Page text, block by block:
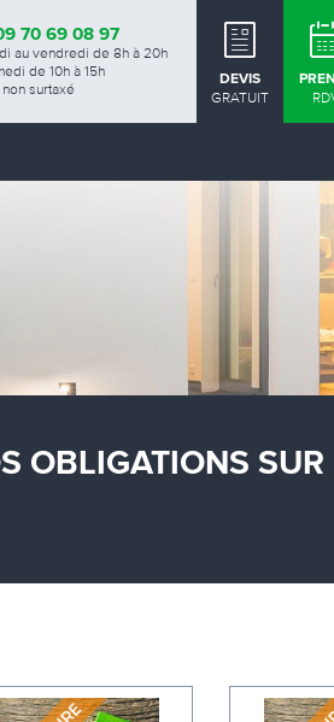
70 69 08 97
au vendredi de 8h à 20h
de 10h à 15h
surtaxé
DEVIS
GRATUIT
OBLIGATIONS SUR